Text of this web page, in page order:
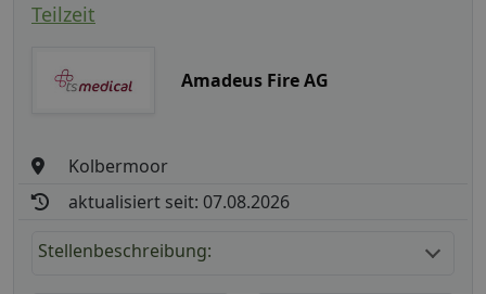
Teilzeit
Amadeus Fire AG
Kolbermoor
aktualisiert seit: 07.08.2026
Stellenbeschreibung: